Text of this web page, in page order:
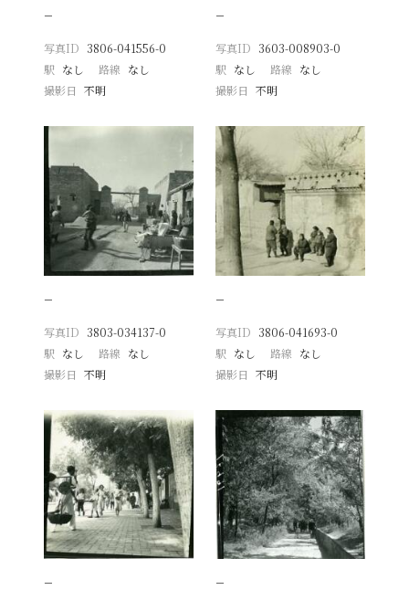
−
写真ID 3806-041556-0
駅 なし 路線 なし
撮影日
不明
−
写真ID 3603-008903-0
駅 なし 路線 なし
撮影日 不明
−
写真ID 3803-034137-0
駅 なし 路線 なし
撮影日
不明
−
写真ID 3806-041693-0
駅 なし 路線 なし
撮影日 不明
− −